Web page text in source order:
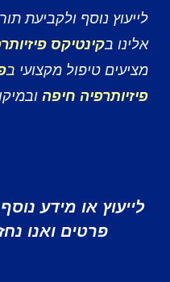
לייעוץ נוסף ולקביעת
אלינו בקינטיקס
מציעים טיפול מקצועי ב
פיזיותרפיה חיפה
לייעוץ או מידע
פרטים ואנו